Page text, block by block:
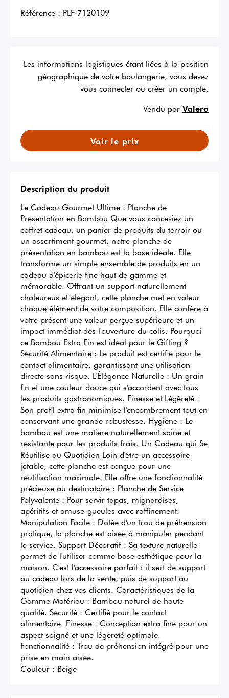
Référence : PLF-7120109
Les informations logistiques étant liées à la position
géographique de votre boulangerie, vous devez
vous connecter ou créer un compte.
Vendu par Valero
Voir le prix
Description du produit
Le Cadeau Gourmet Ultime : Planche de
Présentation en Bambou Que vous conceviez un
coffret cadeau, un panier de produits du terroir ou
un assortiment gourmet, notre planche de
présentation en bambou est la base idéale. Elle
transforme un simple ensemble de produits en un
cadeau d'épicerie fine haut de gamme et
mémorable. Offrant un support naturellement
chaleureux et élégant, cette planche met en valeur
chaque élément de votre composition. Elle confère à
votre présent une valeur perçue supérieure et un
impact immédiat dès l'ouverture du colis. Pourquoi
ce Bambou Extra Fin est idéal pour le Gifting ?
Sécurité Alimentaire : Le produit est certifié pour le
contact alimentaire, garantissant une utilisation
directe sans risque. L'Élégance Naturelle : Un grain
fin et une couleur douce qui s'accordent avec tous
les produits gastronomiques. Finesse et Légèreté :
Son profil extra fin minimise l'encombrement tout en
conservant une grande robustesse. Hygiène : Le
bambou est une matière naturellement saine et
résistante pour les produits frais. Un Cadeau qui Se
Réutilise au Quotidien Loin d'être un accessoire
jetable, cette planche est conçue pour une
réutilisation maximale. Elle offre une fonctionnalité
précieuse au destinataire : Planche de Service
Polyvalente : Pour servir tapas, mignardises,
apéritifs et amuse-gueules avec raffinement.
Manipulation Facile : Dotée d'un trou de préhension
pratique, la planche est aisée à manipuler pendant
le service. Support Décoratif : Sa texture naturelle
permet de l'utiliser comme base esthétique pour la
maison. C'est l'accessoire parfait : il sert de support
au cadeau lors de la vente, puis de support au
quotidien chez vos clients. Caractéristiques de la
Gamme Matériau : Bambou naturel de haute
qualité. Sécurité : Certifié pour le contact
alimentaire. Finesse : Conception extra fine pour un
aspect soigné et une légèreté optimale.
Fonctionnalité : Trou de préhension intégré pour une
prise en main aisée.
Couleur : Beige